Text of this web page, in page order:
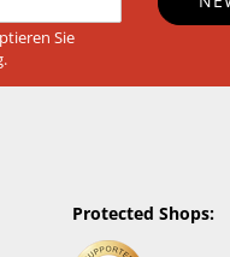
Sie
Protected Shops: